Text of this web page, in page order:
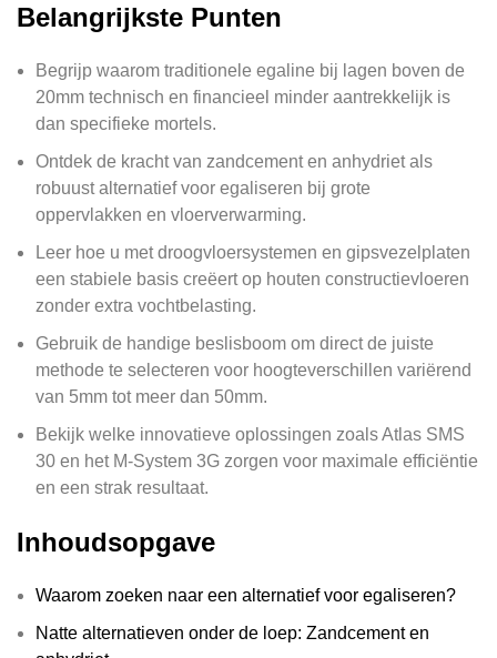
Belangrijkste Punten
Begrijp waarom traditionele egaline bij lagen boven de
20mm technisch en financieel minder aantrekkelijk is
dan specifieke mortels.
Ontdek de kracht van zandcement en anhydriet als
robuust alternatief voor egaliseren bij grote
oppervlakken en vloerverwarming.
Leer hoe u met droogvloersystemen en gipsvezelplaten
een stabiele basis creëert op houten constructievloeren
zonder extra vochtbelasting.
Gebruik de handige beslisboom om direct de juiste
methode te selecteren voor hoogteverschillen variërend
van 5mm tot meer dan 50mm.
Bekijk welke innovatieve oplossingen zoals Atlas SMS
30 en het M-System 3G zorgen voor maximale efficiëntie
en een strak resultaat.
Inhoudsopgave
Waarom zoeken naar een alternatief voor egaliseren?
Natte alternatieven onder de loep: Zandcement en